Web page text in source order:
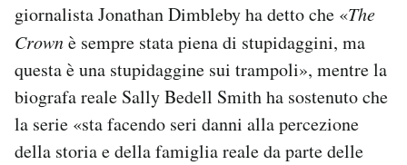
giornalista Jonathan Dimbleby ha detto che «The
Crownè sempre stata piena di stupidaggini, ma
questa è una stupidaggine sui trampoli», mentre la
biografa reale Sally Bedell Smith ha sostenuto che
la serie «sta facendo seri danni alla percezione
della storia e della famiglia reale da parte delle